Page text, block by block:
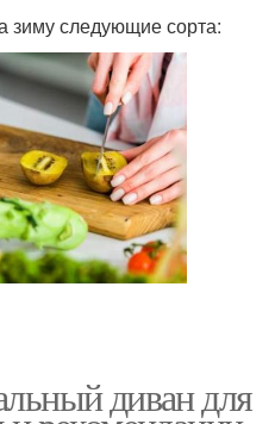
зиму следующие сорта:
диван для